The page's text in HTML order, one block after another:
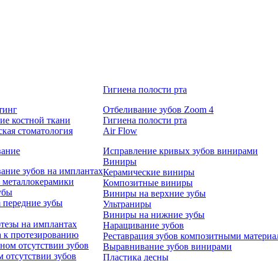
костной ткани
стоматология
зубов на имплантах
зубы
на имплантах
к протезированию
отсутствии зубов
зубов
Гигиена полости рта
Отбеливание зубов Zoom 4
Гигиена полости рта
Air Flow
Исправление кривых зубов винирами
Виниры
Керамические виниры
Композитные виниры
Виниры на верхние зубы
Ультраниры
Виниры на нижние зубы
Наращивание зубов
Реставрация зубов композитными
Выравнивание зубов винирами
Пластика десны